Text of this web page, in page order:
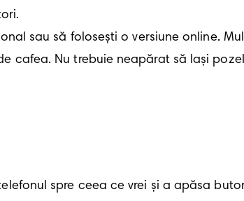
sau să folosești o versiune online.
cafea. Nu trebuie neapărat să lași
spre ceea ce vrei și a apăsa